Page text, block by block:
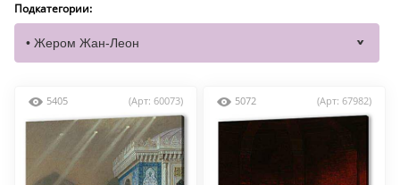
Подкатегории:
5405 (Арт: 60073) 5072 (Арт: 67982)